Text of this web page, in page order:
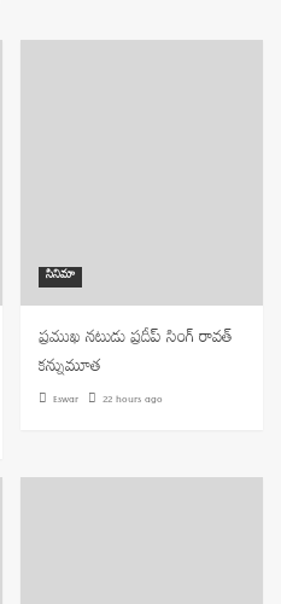
సినిమా
ప్రముఖ నటుడు ప్రదీప్ సింగ్ రావత్
కన్నుమూత
Eswar 22 hours ago